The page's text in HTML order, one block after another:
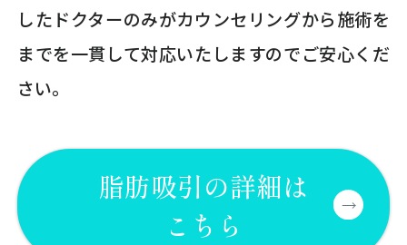
したドクターのみがカウンセリングから施術を
までを一貫して対応いたしますのでご安心くだ
さい。
脂肪吸引の詳細は
こちら